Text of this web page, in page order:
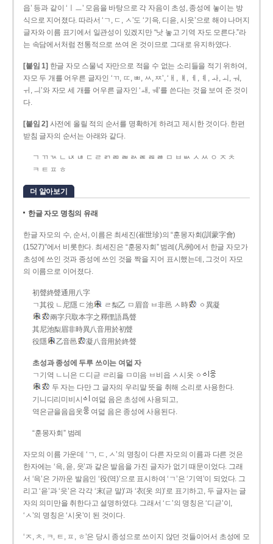
읍’ 등과 같이 ‘ㅣㅡ’ 모음을 바탕으로 각 자음이 초성, 종성에 놓이는 방
식으로 지어졌다. 따라서 ‘ㄱ, ㄷ, ㅅ’도 ‘기윽, 디읃, 시읏’으로 해야 나머지
글자와 이름 표기에서 일관성이 있겠지만 “낫 놓고 기역 자도 모른다.”라
는 속담에서처럼 전통적으로 쓰여 온 것이므로 그대로 유지하였다.
[붙임 1] 한글 자모 스물넉 자만으로 적을 수 없는 소리들을 적기 위하여,
자모 두 개를 어우른 글자인 ‘ㄲ, ㄸ, ㅃ, ㅆ, ㅉ’, ‘ㅐ, ㅒ, ㅔ, ㅖ, ㅘ, ㅚ, ㅝ,
ㅟ, ㅢ’와 자모 세 개를 어우른 글자인 ‘ㅙ, ㅞ’를 쓴다는 것을 보여 준 것이
다.
[붙임 2] 사전에 올릴 적의 순서를 명확하게 하려고 제시한 것이다. 한편
받침 글자의 순서는 아래와 같다.
ㄱ ㄲ ㄳ ㄴ ㄵ ㄶ ㄷ ㄹ ㄺ ㄻ ㄼ ㄽ ㄾ ㄿ ㅀ ㅁ ㅂ ㅄ ㅅ ㅆ ㅇ ㅈ ㅊ
ㅋ ㅌ ㅍ ㅎ
더 알아보기
한글 자모 명칭의 유래
한글 자모의 수, 순서, 이름은 최세진(崔世珍)의 “훈몽자회(訓蒙字會)
(1527)”에서 비롯한다. 최세진은 “훈몽자회” 범례(凡例)에서 한글 자모가
초성에 쓰인 것과 종성에 쓰인 것을 짝을 지어 표시했는데, 그것이 자모
의 이름으로 이어졌다.
初聲終聲通用八字
ㄱ其役 ㄴ尼隱 ㄷ池
ㄹ梨乙 ㅁ眉音 ㅂ非邑 ㅅ時
ㆁ異凝
兩字只取本字之釋俚語爲聲
其尼池梨眉非時異八音用於初聲
役隱
乙音邑 凝八音用於終聲
초성과 종성에 두루 쓰이는 여덟 자
ㄱ기역 ㄴ니은 ㄷ디귿 ㄹ리을 ㅁ미음 ㅂ비읍 ㅅ시옷 ㆁ
두 자는 다만 그 글자의 우리말 뜻을 취해 소리로 사용한다.
기니디리미비시
여덟 음은 초성에 사용되고,
역은귿을음읍옷
여덟 음은 종성에 사용된다.
“훈몽자회” 범례
자모의 이름 가운데 ‘ㄱ, ㄷ, ㅅ’의 명칭이 다른 자모의 이름과 다른 것은
한자에는 ‘윽, 읃, 읏’과 같은 발음을 가진 글자가 없기 때문이었다. 그래
서 ‘윽’은 가까운 발음인 ‘役(역)’으로 표시하여 ‘ㄱ’은 ‘기역’이 되었다. 그
리고 ‘읃’과 ‘읏’은 각각 ‘末(귿 말)’과 ‘衣(옷 의)’로 표기하고, 두 글자는 글
자의 의미만을 취한다고 설명하였다. 그래서 ‘ㄷ’의 명칭은 ‘디귿’이,
‘ㅅ’의 명칭은 ‘시옷’이 된 것이다.
‘ㅈ, ㅊ, ㅋ, ㅌ, ㅍ, ㅎ’은 당시 종성으로 쓰이지 않던 것들이어서 초성에 모